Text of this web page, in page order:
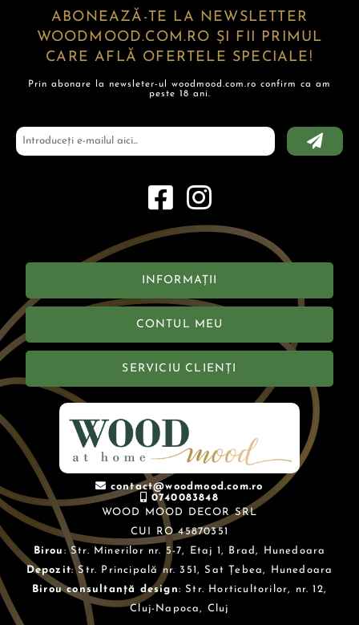
ABONEAZĂ-TE LA NEWSLETTER
WOODMOOD.COM.RO ȘI FII PRIMUL
CARE AFLĂ OFERTELE SPECIALE!
Prin abonare la newsleter-ul woodmood.com.ro confirm ca am
peste 18 ani.
INFORMAȚII
CONTUL MEU
SERVICIU CLIENȚI
contact@woodmood.com.ro
0740083848
WOOD MOOD DECOR SRL
CUI RO 45870351
Birou : Str. Minerilor nr. 5-7, Etaj 1, Brad, Hunedoara
Depozit: Str. Principală nr. 351, Sat Țebea, Hunedoara
Birou consultanță design: Str. Horticultorilor, nr. 12,
Cluj-Napoca, Cluj